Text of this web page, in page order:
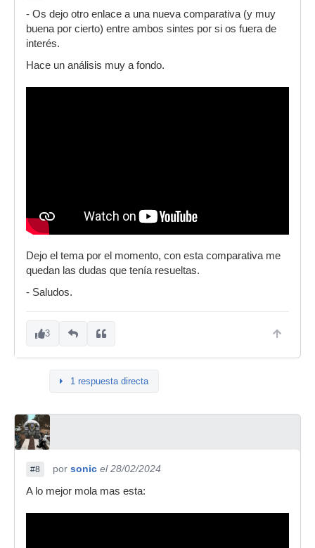
- Os dejo otro enlace a una nueva comparativa (y muy
buena por cierto) entre ambos sintes por si os fuera de
interés.
Hace un análisis muy a fondo.
Dejo el tema por el momento, con esta comparativa me
quedan las dudas que tenía resueltas.
- Saludos.
3
1 respuesta directa
#8 por sonic el 28/02/2024
A lo mejor mola mas esta: